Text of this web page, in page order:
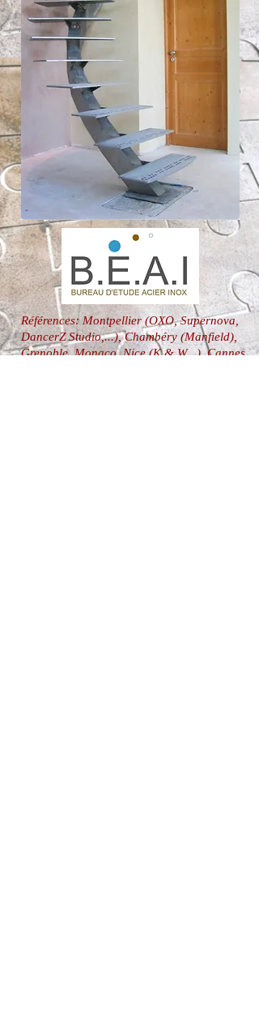
Références: Montpellier (OXO, Supernova,
DancerZ Studio,...), Chambéry (Manfield),
Grenoble, Monaco, Nice (K & W,..), Cannes